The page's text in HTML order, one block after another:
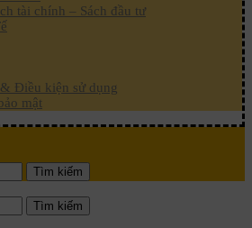
tài chính – Sách đầu tư
Điều kiện sử dụng
mật
Tìm kiếm
Tìm kiếm